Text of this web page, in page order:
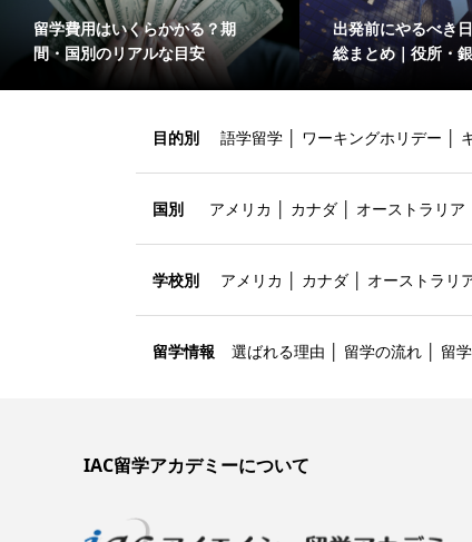
留学費用はいくらかかる？期
間・国別のリアルな目安
出発前にやるべき
総まとめ｜役所・
目的別 語学留学 ワーキングホリデー
国別 アメリカ カナダ オーストラリア
学校別 アメリカ カナダ オーストラリ
留学情報 選ばれる理由 留学の流れ 留
IAC留学アカデミーについて